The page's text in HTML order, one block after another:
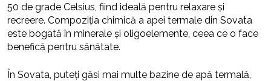
50 de grade Celsius, fiind ideală pentru relaxare și
recreere. Compoziția chimică a apei termale din Sovata
este bogată în minerale și oligoelemente, ceea ce o face
benefică pentru sănătate.
În Sovata, puteți găsi mai multe bazine de apă termală,